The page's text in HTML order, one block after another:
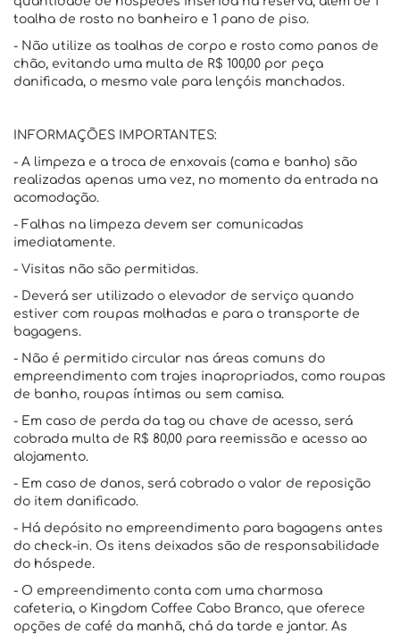
toalha de rosto no banheiro e 1 pano de piso.
- Não utilize as toalhas de corpo e rosto como panos de
chão, evitando uma multa de R$ 100,00 por peça
danificada, o mesmo vale para lençóis manchados.
INFORMAÇÕES IMPORTANTES:
- A limpeza e a troca de enxovais (cama e banho) são
realizadas apenas uma vez, no momento da entrada na
acomodação.
- Falhas na limpeza devem ser comunicadas
imediatamente.
- Visitas não são permitidas.
- Deverá ser utilizado o elevador de serviço quando
estiver com roupas molhadas e para o transporte de
bagagens.
- Não é permitido circular nas áreas comuns do
empreendimento com trajes inapropriados, como roupas
de banho, roupas íntimas ou sem camisa.
- Em caso de perda da tag ou chave de acesso, será
cobrada multa de R$ 80,00 para reemissão e acesso ao
alojamento.
- Em caso de danos, será cobrado o valor de reposição
do item danificado.
- Há depósito no empreendimento para bagagens antes
do check-in. Os itens deixados são de responsabilidade
do hóspede.
- O empreendimento conta com uma charmosa
cafeteria, o Kingdom Coffee Cabo Branco, que oferece
opções de café da manhã, chá da tarde e jantar. As